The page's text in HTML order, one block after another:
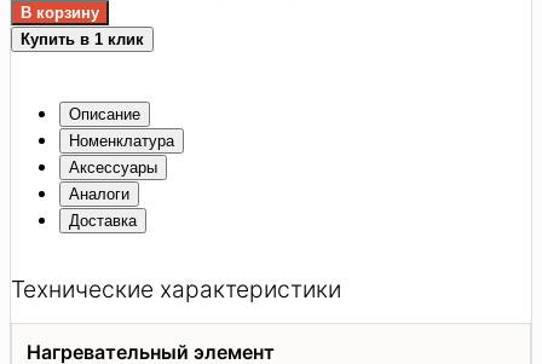
Купить в 1 клик
Описание
Номенклатура
Аксессуары
Аналоги
Доставка
Технические характеристики
Нагревательный элемент